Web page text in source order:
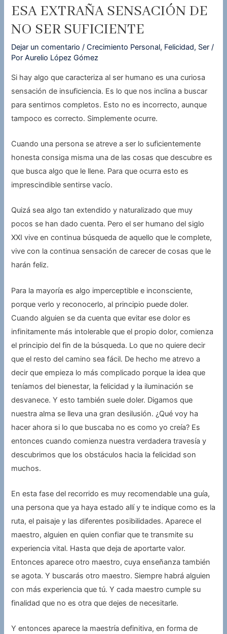
ESA EXTRAÑA SENSACIÓN DE
NO SER SUFICIENTE
Dejar un comentario /Crecimiento Personal, Felicidad, Ser /
PorAurelio López Gómez
Si hay algo que caracteriza al ser humano es una curiosa
sensación de insuficiencia. Es lo que nos inclina a buscar
para sentirnos completos. Esto no es incorrecto, aunque
tampoco es correcto. Simplemente ocurre.
Cuando una persona se atreve a ser lo suficientemente
honesta consiga misma una de las cosas que descubre es
que busca algo que le llene. Para que ocurra esto es
imprescindible sentirse vacío.
Quizá sea algo tan extendido y naturalizado que muy
pocos se han dado cuenta. Pero el ser humano del siglo
XXI vive en continua búsqueda de aquello que le complete,
vive con la continua sensación de carecer de cosas que le
harán feliz.
Para la mayoría es algo imperceptible e inconsciente,
porque verlo y reconocerlo, al principio puede doler.
Cuando alguien se da cuenta que evitar ese dolor es
infinitamente más intolerable que el propio dolor, comienza
el principio del fin de la búsqueda. Lo que no quiere decir
que el resto del camino sea fácil. De hecho me atrevo a
decir que empieza lo más complicado porque la idea que
teníamos del bienestar, la felicidad y la iluminación se
desvanece. Y esto también suele doler. Digamos que
nuestra alma se lleva una gran desilusión. ¿Qué voy ha
hacer ahora si lo que buscaba no es como yo creía? Es
entonces cuando comienza nuestra verdadera travesía y
descubrimos que los obstáculos hacia la felicidad son
muchos.
En esta fase del recorrido es muy recomendable una guía,
una persona que ya haya estado allí y te indique como es la
ruta, el paisaje y las diferentes posibilidades. Aparece el
maestro, alguien en quien confiar que te transmite su
experiencia vital. Hasta que deja de aportarte valor.
Entonces aparece otro maestro, cuya enseñanza también
se agota. Y buscarás otro maestro. Siempre habrá alguien
con más experiencia que tú. Y cada maestro cumple su
finalidad que no es otra que dejes de necesitarle.
Y entonces aparece la maestría definitiva, en forma de